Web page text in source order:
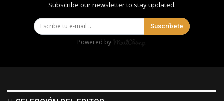
Subscribe our newsletter to stay updated.
Suscríbete
Powered by